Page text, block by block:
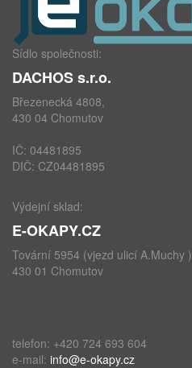
Sídlo společnosti:
DACHOS s.r.o.
Březenecká 4808,
430 04 Chomutov
IČ: 04481895
DIČ: CZ04481895
Výdejní sklad:
E-OKAPY.CZ
Tovární 5954 (vjezd ulicí A.Muchy )
430 01 Chomutov
telefon: +420 724 693 604
e-mail: info@e-okapy.cz